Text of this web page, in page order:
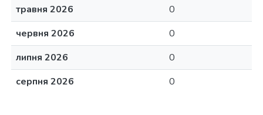
травня 2026
0
червня 2026
0
липня 2026
0
серпня 2026
0